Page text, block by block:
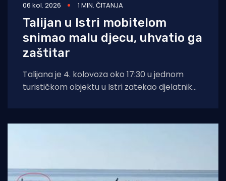
06 kol. 2026 1 MIN. ČITANJA
Talijan u Istri mobitelom
snimao malu djecu, uhvatio ga
zaštitar
Talijana je 4. kolovoza oko 17:30 u jednom
turističkom objektu u Istri zatekao djelatnik